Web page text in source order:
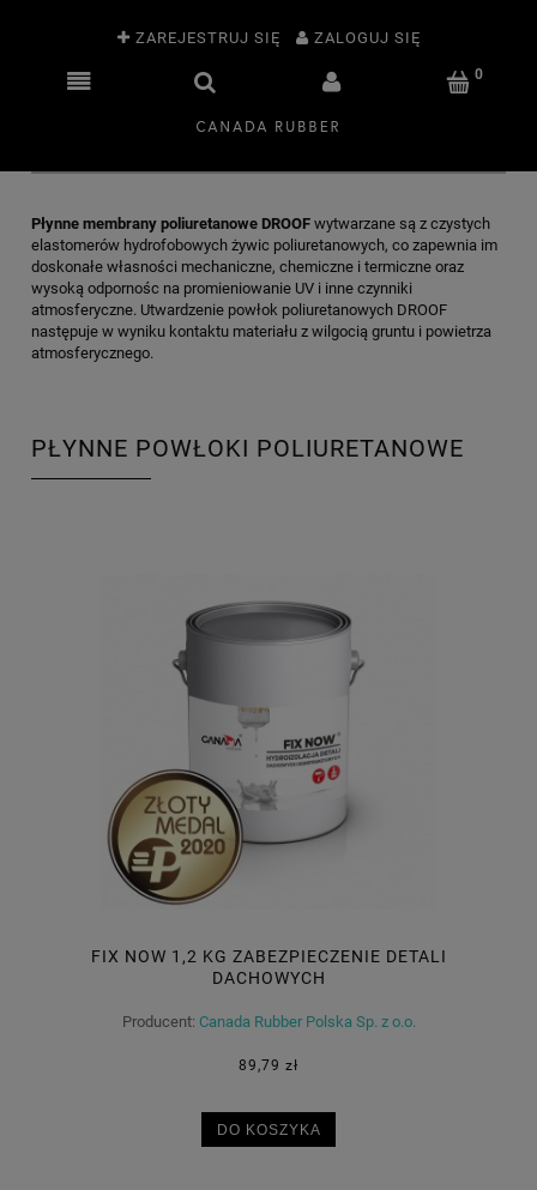
ZAREJESTRUJ SIĘ ZALOGUJ SIĘ
Płynne membrany poliuretanowe DROOF wytwarzane są z czystych
elastomerów hydrofobowych żywic poliuretanowych, co zapewnia im
doskonałe własności mechaniczne, chemiczne i termiczne oraz
wysoką odpornośc na promieniowanie UV i inne czynniki
atmosferyczne. Utwardzenie powłok poliuretanowych DROOF
następuje w wyniku kontaktu materiału z wilgocią gruntu i powietrza
atmosferycznego.
PŁYNNE POWŁOKI POLIURETANOWE
FIX NOW 1,2 KG ZABEZPIECZENIE DETALI
DACHOWYCH
Producent: Canada Rubber Polska Sp. z o.o.
89,79 zł
DO KOSZYKA